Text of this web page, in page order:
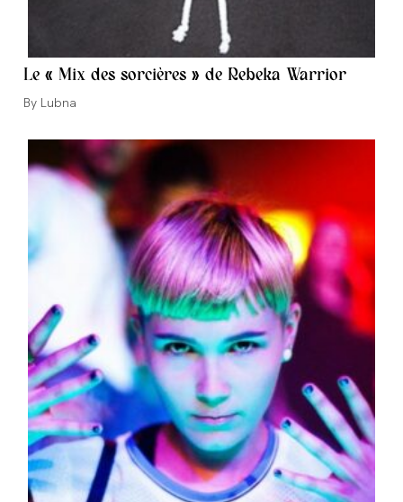
Le « Mix des sorcières » de Rebeka Warrior
Auteur/autrice
la
publication :
Lubna